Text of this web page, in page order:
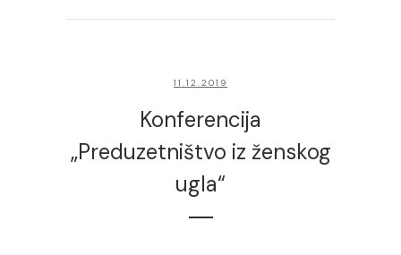
11.12.2019
Konferencija
„Preduzetništvo iz ženskog
ugla“